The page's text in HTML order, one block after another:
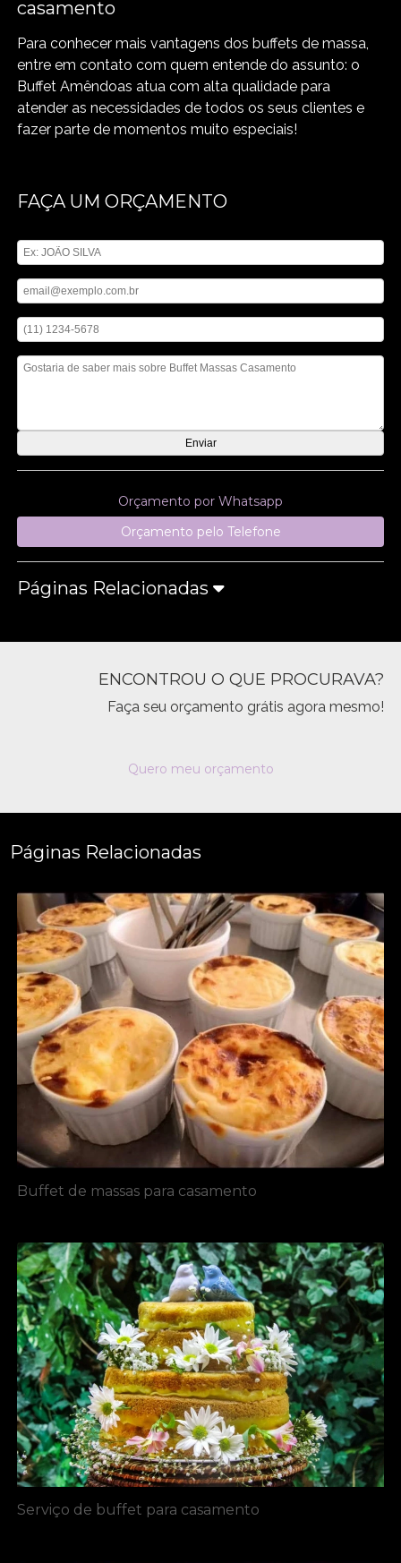
casamento
Para conhecer mais vantagens dos buffets de massa,
entre em contato com quem entende do assunto: o
Buffet Amêndoas atua com alta qualidade para
atender as necessidades de todos os seus clientes e
fazer parte de momentos muito especiais!
FAÇA UM ORÇAMENTO
Orçamento por Whatsapp
Orçamento pelo Telefone
Páginas Relacionadas
ENCONTROU O QUE PROCURAVA?
Faça seu orçamento grátis agora mesmo!
Quero meu orçamento
Páginas Relacionadas
Buffet de massas para casamento
Serviço de buffet para casamento